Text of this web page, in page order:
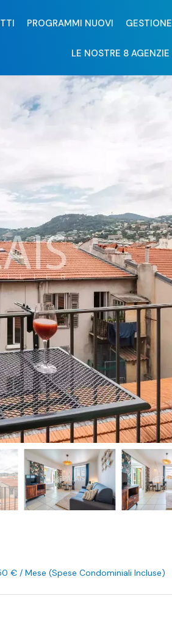
PROGRAMMI NUOVI GESTIONE
LE NOSTRE 8 AGENZIE
€ / Mese (Spese Condominiali Incluse)